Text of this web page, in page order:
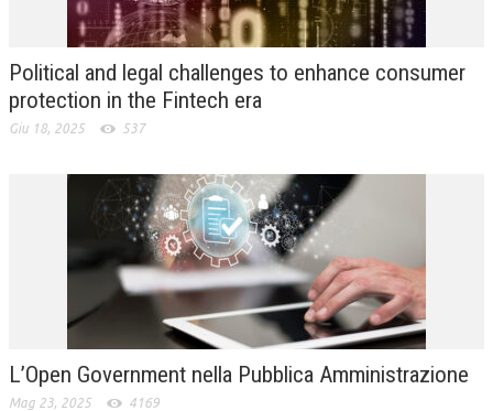
L’UMANISTA
DIRITTO PENALE D’IMPRESA
DIRITTO DEL LAVORO
DIRITTO DEL WEB
DIRITTO DELLE IMPRESE IN CRISI
CRIMINOLOGIA E CRIMINALISTICA
SICUREZZA SUL LAVORO
DIRITTO TRIBUTARIO
Political and legal challenges to enhance consumer
protection in the Fintech era
Giu 18, 2025 537
L’Open Government nella Pubblica Amministrazione
Mag 23, 2025 4169